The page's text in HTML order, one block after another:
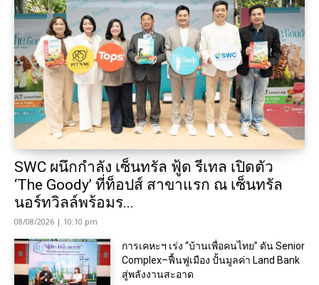
SWC ผนึกกำลัง เซ็นทรัล ฟู้ด รีเทล เปิดตัว
‘The Goody’ ที่ท็อปส์ สาขาแรก ณ เซ็นทรัล
นอร์ทวิลล์พร้อมร...
08/08/2026 | 10:10 pm
การเคหะฯ เร่ง “บ้านเพื่อคนไทย” ดัน Senior
Complex–ฟื้นฟูเมือง ปั้นมูลค่า Land Bank
สู่พลังงานสะอาด